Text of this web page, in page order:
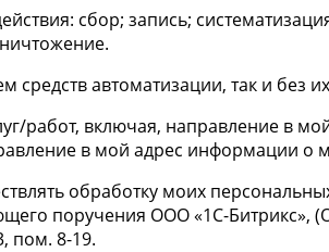
сбор; запись;
средств автоматизации, так и без
работ, включая, направление в
в мой адрес информации о
обработку моих
поручения ООО «1С-
пом. 8-19.